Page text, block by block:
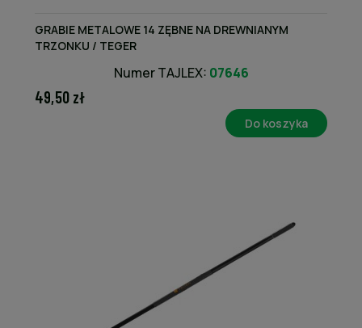
GRABIE METALOWE 14 ZĘBNE NA DREWNIANYM
TRZONKU / TEGER
Numer TAJLEX: 07646
49,50 zł
Do koszyka